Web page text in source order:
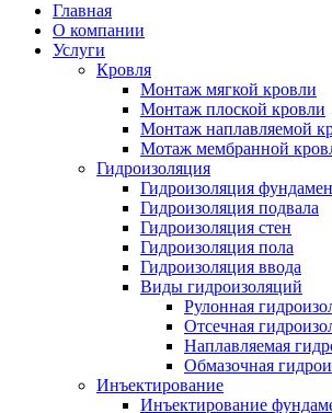
Главная
О компании
Услуги
Кровля
Монтаж мягкой кровли
Монтаж плоской кровли
Монтаж наплавляемой
Мотаж мембранной
Гидроизоляция
Гидроизоляция
Гидроизоляция подвала
Гидроизоляция стен
Гидроизоляция пола
Гидроизоляция ввода
Виды гидроизоляций
Рулонная
Отсечная
Наплавляемая
Обмазочная
Инъектирование
Инъектирование